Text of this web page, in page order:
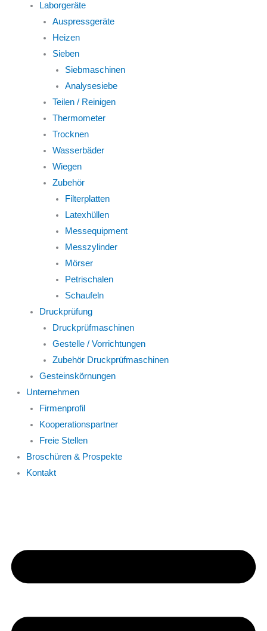
Laborgeräte
Auspressgeräte
Heizen
Sieben
Siebmaschinen
Analysesiebe
Teilen / Reinigen
Thermometer
Trocknen
Wasserbäder
Wiegen
Zubehör
Filterplatten
Latexhüllen
Messequipment
Messzylinder
Mörser
Petrischalen
Schaufeln
Druckprüfung
Druckprüfmaschinen
Gestelle / Vorrichtungen
Zubehör Druckprüfmaschinen
Gesteinskörnungen
Unternehmen
Firmenprofil
Kooperationspartner
Freie Stellen
Broschüren & Prospekte
Kontakt